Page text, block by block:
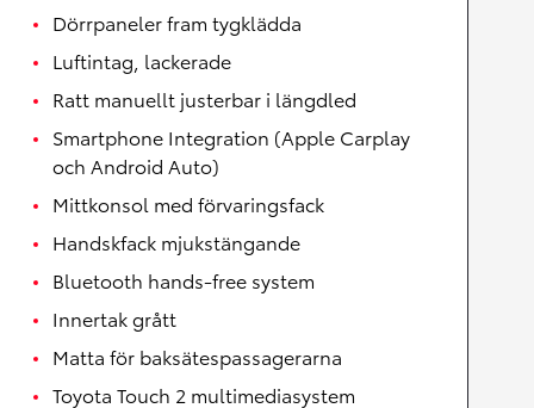
Dörrpaneler fram tygklädda
Luftintag, lackerade
Ratt manuellt justerbar i längdled
Smartphone Integration (Apple Carplay
och Android Auto)
Mittkonsol med förvaringsfack
Handskfack mjukstängande
Bluetooth hands-free system
Innertak grått
Matta för baksätespassagerarna
Toyota Touch 2 multimediasystem